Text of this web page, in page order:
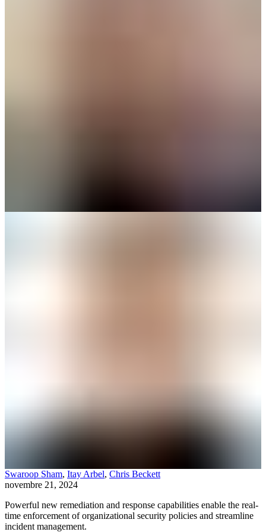
Swaroop Sham, Itay Arbel, Chris Beckett
novembre 21, 2024
Powerful new remediation and response capabilities enable the real-
time enforcement of organizational security policies and streamline
incident management.